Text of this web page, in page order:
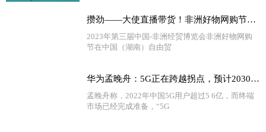
攒劲——大使直播带货！非洲好物网购节在长沙开幕_天天播报
2023年第三届中国-非洲经贸博览会非洲好物网购
节在中国（湖南）自由贸
华为孟晚舟：5G正在跨越拐点，预计2030年全球移动产业对GDP贡献6万亿美元-当前播报
孟晚舟称，2022年中国5G用户超过5 6亿，而终端
市场已经完成准备，“5G